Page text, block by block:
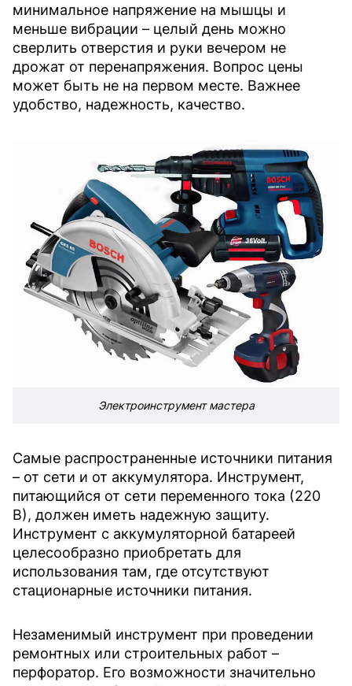
минимальное напряжение на мышцы и
меньше вибрации – целый день можно
сверлить отверстия и руки вечером не
дрожат от перенапряжения. Вопрос цены
может быть не на первом месте. Важнее
удобство, надежность, качество.
Электроинструмент мастера
Самые распространенные источники питания
– от сети и от аккумулятора. Инструмент,
питающийся от сети переменного тока (220
В), должен иметь надежную защиту.
Инструмент с аккумуляторной батареей
целесообразно приобретать для
использования там, где отсутствуют
стационарные источники питания.
Незаменимый инструмент при проведении
ремонтных или строительных работ –
перфоратор. Его возможности значительно